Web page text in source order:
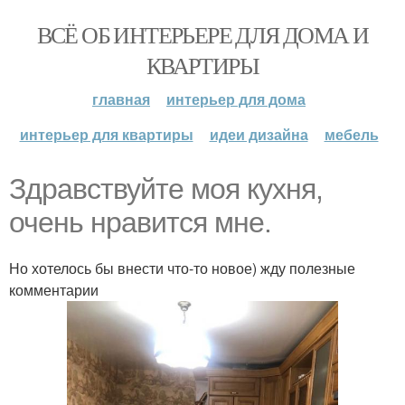
ВСЁ ОБ ИНТЕРЬЕРЕ ДЛЯ ДОМА И
КВАРТИРЫ
главная
интерьер для дома
интерьер для квартиры
идеи дизайна мебель
Здравствуйте моя кухня,
очень нравится мне.
Но хотелось бы внести что-то новое) жду полезные
комментарии